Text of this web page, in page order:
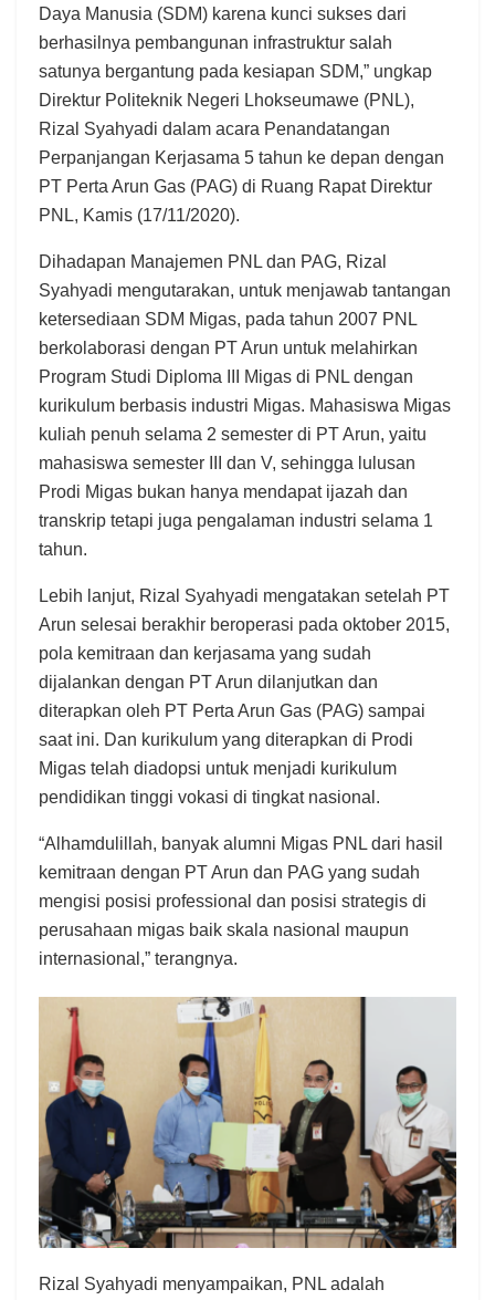
Daya Manusia (SDM) karena kunci sukses dari
berhasilnya pembangunan infrastruktur salah
satunya bergantung pada kesiapan SDM,” ungkap
Direktur Politeknik Negeri Lhokseumawe (PNL),
Rizal Syahyadi dalam acara Penandatangan
Perpanjangan Kerjasama 5 tahun ke depan dengan
PT Perta Arun Gas (PAG) di Ruang Rapat Direktur
PNL, Kamis (17/11/2020).
Dihadapan Manajemen PNL dan PAG, Rizal
Syahyadi mengutarakan, untuk menjawab tantangan
ketersediaan SDM Migas, pada tahun 2007 PNL
berkolaborasi dengan PT Arun untuk melahirkan
Program Studi Diploma III Migas di PNL dengan
kurikulum berbasis industri Migas. Mahasiswa Migas
kuliah penuh selama 2 semester di PT Arun, yaitu
mahasiswa semester III dan V, sehingga lulusan
Prodi Migas bukan hanya mendapat ijazah dan
transkrip tetapi juga pengalaman industri selama 1
tahun.
Lebih lanjut, Rizal Syahyadi mengatakan setelah PT
Arun selesai berakhir beroperasi pada oktober 2015,
pola kemitraan dan kerjasama yang sudah
dijalankan dengan PT Arun dilanjutkan dan
diterapkan oleh PT Perta Arun Gas (PAG) sampai
saat ini. Dan kurikulum yang diterapkan di Prodi
Migas telah diadopsi untuk menjadi kurikulum
pendidikan tinggi vokasi di tingkat nasional.
“Alhamdulillah, banyak alumni Migas PNL dari hasil
kemitraan dengan PT Arun dan PAG yang sudah
mengisi posisi professional dan posisi strategis di
perusahaan migas baik skala nasional maupun
internasional,” terangnya.
Rizal Syahyadi menyampaikan, PNL adalah